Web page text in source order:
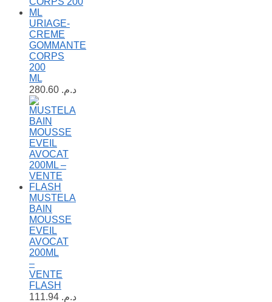
URIAGE-
CREME
GOMMANTE
CORPS
200
ML
د.م.
MUSTELA
BAIN
MOUSSE
EVEIL
AVOCAT
200ML
–
VENTE
FLASH
د.م.